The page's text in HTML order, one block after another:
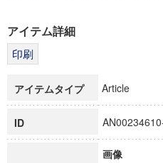
科学研究費補助金研究成果
博士課程教育リーディン
アイテム詳細
アイテムタイプ Article
ID
画像